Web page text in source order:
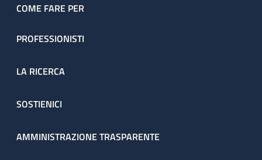
COME FARE PER
PROFESSIONISTI
LA RICERCA
SOSTIENICI
AMMINISTRAZIONE TRASPARENTE